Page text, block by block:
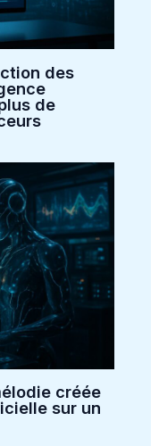
des
de
créée
sur un